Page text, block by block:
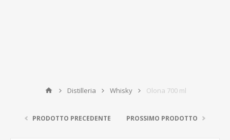
Distilleria Whisky Olona 700 ml
PRODOTTO PRECEDENTE PROSSIMO PRODOTTO